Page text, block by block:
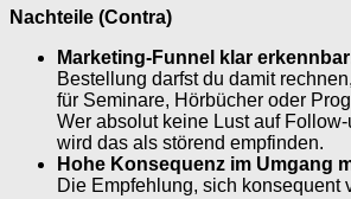
Nachteile (Contra)
Marketing-Funnel klar
Bestellung darfst du damit
für Seminare, Hörbücher oder
Wer absolut keine Lust auf
wird das als störend empfinden.
Hohe Konsequenz im Umgang
Die Empfehlung, sich konsequent